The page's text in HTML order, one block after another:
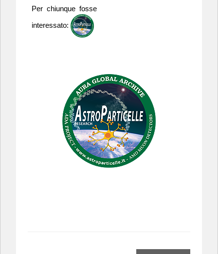
Per chiunque fosse
interessato: